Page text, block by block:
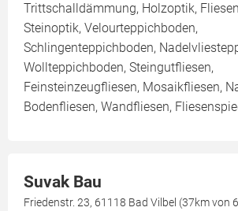
Trittschalldämmung, Holzoptik,
Steinoptik, Velourteppichboden,
Schlingenteppichboden,
Wollteppichboden, Steingutfliesen,
Feinsteinzeugfliesen, Mosaikfliesen,
Bodenfliesen, Wandfliesen,
Suvak Bau
Friedenstr. 23, 61118 Bad Vilbel (37km von